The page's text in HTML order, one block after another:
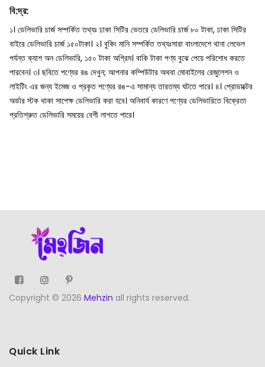
বি:দ্র:
১। ডেলিভারি চার্জ সম্পর্কিত তথ্যঃ ঢাকা সিটির ভেতরে ডেলিভারি চার্জ ৮০ টাকা, ঢাকা সিটির
বাইরে ডেলিভারি চার্জ ১৫০টাকা। ২। বুকিং মানি সম্পর্কিত তথ্যঃসারা বাংলাদেশে থানা লেভেল
পর্যন্ত ক্যাশ অন ডেলিভারি, ১৫০ টাকা অগ্রিম। বাকি টাকা পণ্য বুঝে পেয়ে পরিশোধ করতে
পারবেন। ৩। ছবিতে পণ্যের রঙ দেখুন; আপনার কম্পিউটার অথবা মোবাইলের রেজুলেশন ও
লাইটিং এর জন্য ইমেজ ও প্রকৃত পণ্যের রঙ-এ সামান্য তারতম্য ঘটতে পারে। ৪। প্রোডাক্টের
অর্ডার স্টক থাকা সাপেক্ষ ডেলিভারি করা হবে। অনিবার্য কারণে পণ্যের ডেলিভারিতে বিক্রেতা
প্রতিশ্রুত ডেলিভারি সময়ের বেশী লাগতে পারে।
Copyright © 2026 Mehzin all rights reserved.
Quick Link